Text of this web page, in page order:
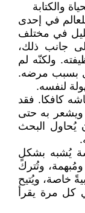
والكتابة
للعالم في إحدى
في مختلف
جانب ذلك،
ولكنّه لم
بسبب مرضه.
لنفسه.
كافكا. فقد
ويشعر به حتى
يُحاول البحث
يُشبه بشكلٍ
وتُترك
خاصة، ويُتيح
كل مرة يقرأ